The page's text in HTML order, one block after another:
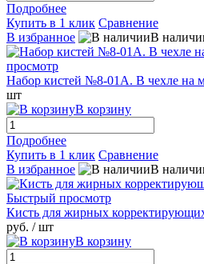
Подробнее
Купить в 1 клик Сравнение
В избранное
В
просмотр
Набор кистей №8-01A. В чехле на
шт
В корзину
Подробнее
Купить в 1 клик Сравнение
В избранное
В
Быстрый просмотр
Кисть для жирных
руб. / шт
В корзину